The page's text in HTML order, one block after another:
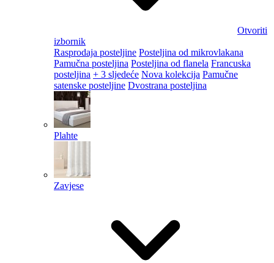
Otvoriti
izbornik
Rasprodaja posteljine Posteljina od mikrovlakana
Pamučna posteljina Posteljina od flanela Francuska
posteljina + 3 sljedeće Nova kolekcija Pamučne
satenske posteljine Dvostrana posteljina
Plahte
Zavjese